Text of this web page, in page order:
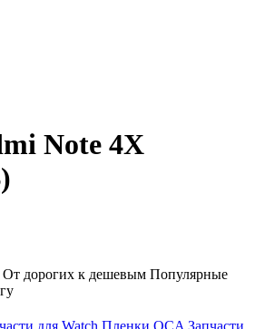
Note 4X
От дорогих к дешевым Популярные
для Watch Пленки OCA Запчасти